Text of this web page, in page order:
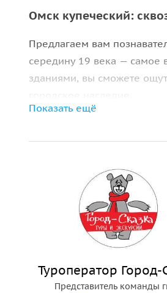
Омск купеческий:
Предлагаем вам
середину 19 века — самое
зданиями, вы сможете
услышите захватывающие
Наша экскурсия
Присоединяйтесь к нам, и
культурного богатства!
Показать ещё
Туроператор Город-
Представитель команды